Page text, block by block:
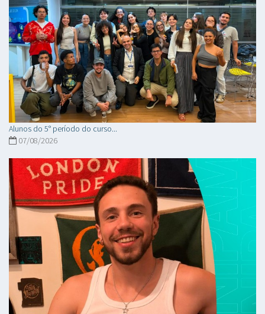
Alunos do 5° período do curso...
07/08/2026